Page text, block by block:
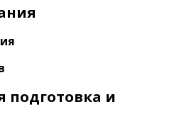
подготовка и